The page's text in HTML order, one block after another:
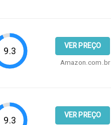
9.3 VER PREÇO
Amazon.com.br
9.3 VER PREÇO